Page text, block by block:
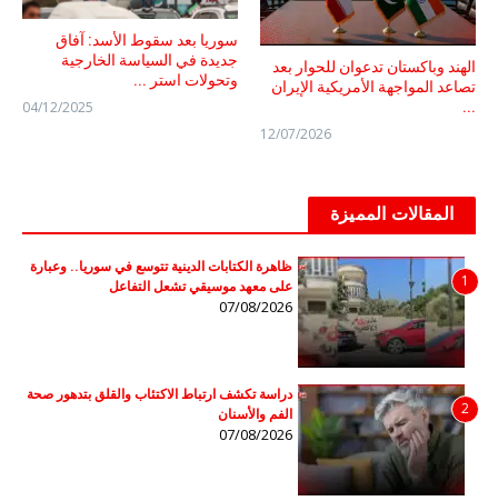
الهند وباكستان تدعوان للحوار بعد
تصاعد المواجهة الأمريكية الإيران
...
12/07/2026
سوريا بعد سقوط الأسد: آفاق
جديدة في السياسة الخارجية
وتحولات استر ...
04/12/2025
المقالات المميزة
1
ظاهرة الكتابات الدينية تتوسع في سوريا.. وعبارة
على معهد موسيقي تشعل التفاعل
07/08/2026
2
دراسة تكشف ارتباط الاكتئاب والقلق بتدهور صحة
الفم والأسنان
07/08/2026